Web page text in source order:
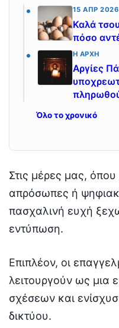
15 ΑΠΡ 2026
Καλά
πόσο
Η ΑΡΧΉ
Αργίες
Όλο το χρονικό
Στις μέρες μας,
απρόσωπες ή
πασχαλινή ευχή
εντύπωση.
Επιπλέον, οι
λειτουργούν ως μια
σχέσεων και
δικτύου.